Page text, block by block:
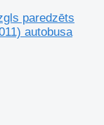
paredzēts
autobusa